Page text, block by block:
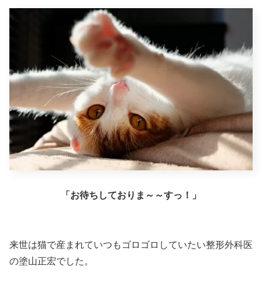
「お待ちしておりま～～すっ！」
来世は猫で産まれていつもゴロゴロしていたい整形外科医
の塗山正宏でした。